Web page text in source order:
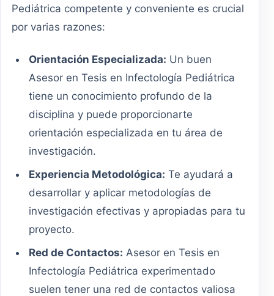
Pediátrica competente y conveniente es crucial
por varias razones:
Orientación Especializada: Un buen
Asesor en Tesis en Infectología Pediátrica
tiene un conocimiento profundo de la
disciplina y puede proporcionarte
orientación especializada en tu área de
investigación.
Experiencia Metodológica: Te ayudará a
desarrollar y aplicar metodologías de
investigación efectivas y apropiadas para tu
proyecto.
Red de Contactos: Asesor en Tesis en
Infectología Pediátrica experimentado
suelen tener una red de contactos valiosa